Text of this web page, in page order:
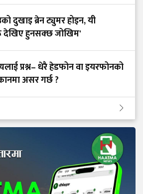
दुखाइ ब्रेन ट्युमर होइन, यी
देखिए हुनसक्छ जोखिम'
प्रश्न– धेरै हेडफोन वा इयरफोनको
असर गर्छ ?